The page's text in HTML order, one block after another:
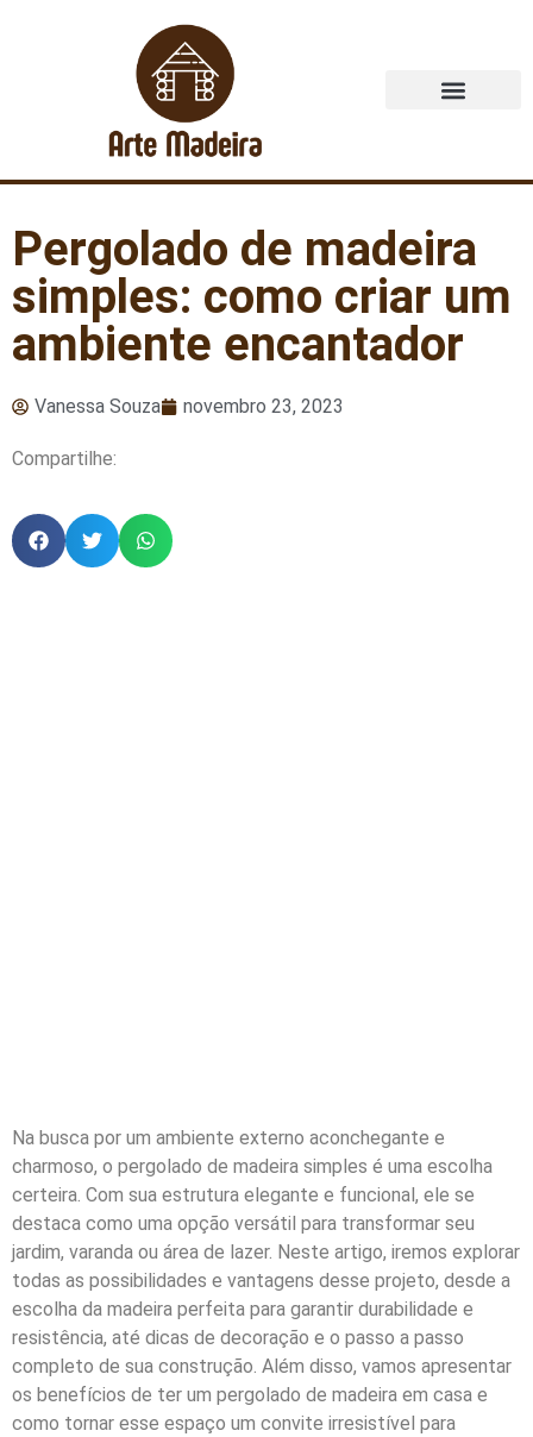
Pergolado de madeira
simples: como criar um
ambiente encantador
Vanessa Souza novembro 23, 2023
Compartilhe:
Na busca por um ambiente externo aconchegante e
charmoso, o pergolado de madeira simples é uma escolha
certeira. Com sua estrutura elegante e funcional, ele se
destaca como uma opção versátil para transformar seu
jardim, varanda ou área de lazer. Neste artigo, iremos explorar
todas as possibilidades e vantagens desse projeto, desde a
escolha da madeira perfeita para garantir durabilidade e
resistência, até dicas de decoração e o passo a passo
completo de sua construção. Além disso, vamos apresentar
os benefícios de ter um pergolado de madeira em casa e
como tornar esse espaço um convite irresistível para